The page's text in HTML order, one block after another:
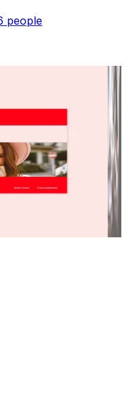
people